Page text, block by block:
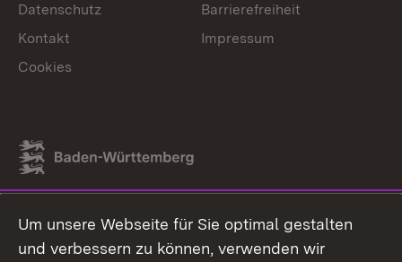
Link zum Landesportal
Datenschutz
Barrierefreiheit
Kontakt
Impressum
Cookies
Um unsere Webseite für Sie optimal gestalten
und verbessern zu können, verwenden wir